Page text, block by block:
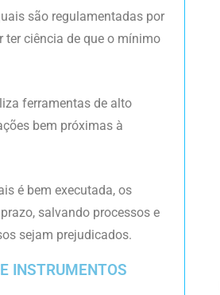
são regulamentadas por
ter ciência de que o mínimo
ferramentas de alto
bem próximas à
é bem executada, os
salvando processos e
sejam prejudicados.
INSTRUMENTOS